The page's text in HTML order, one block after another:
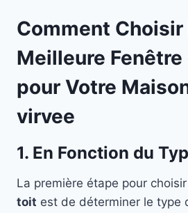
Comment Choisir
Meilleure Fenêtre
pour Votre
virvee
1. En Fonction du
La première étape pour
toit est de déterminer le type